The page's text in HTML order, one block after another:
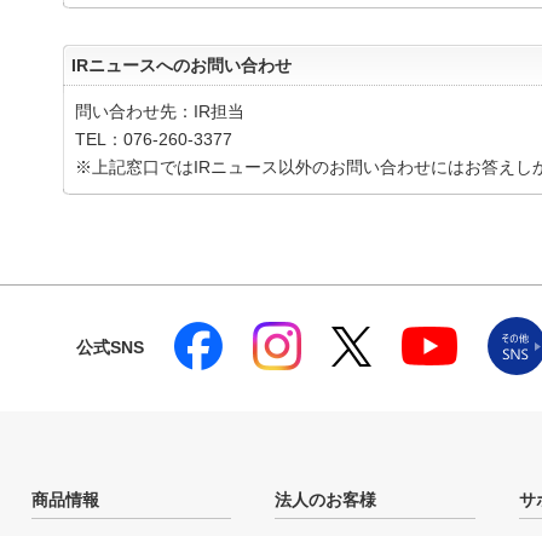
IRニュースへのお問い合わせ
問い合わせ先：IR担当
TEL：076-260-3377
※上記窓口ではIRニュース以外のお問い合わせにはお答えし
公式SNS
商品情報 法人のお客様 サ